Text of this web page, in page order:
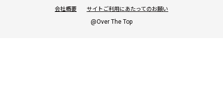
会社概要 サイトご利用にあたってのお願い
@Over The Top